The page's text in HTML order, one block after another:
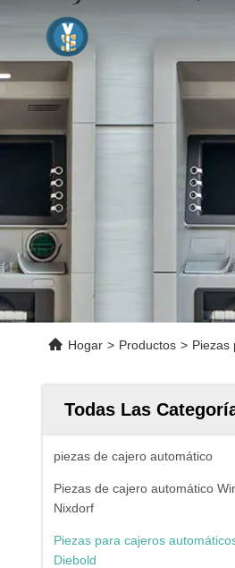
Hogar > Productos > Piezas
Todas Las
piezas de cajero automático
Piezas de cajero automático
Nixdorf
Piezas para cajeros
Diebold